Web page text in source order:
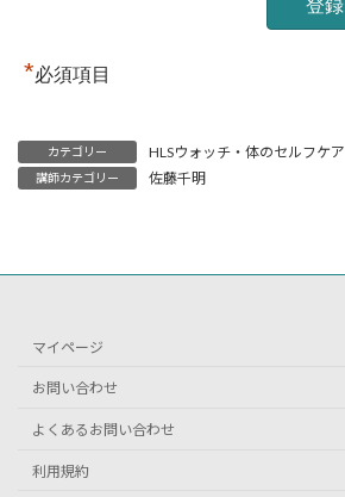
*必須項目
カテゴリー HLSウォッチ・体のセルフケア
講師カテゴリー 佐藤千明
マイページ
お問い合わせ
よくあるお問い合わせ
利用規約